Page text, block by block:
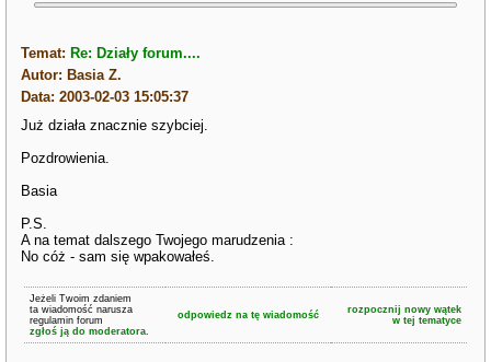
Temat: Re: Działy forum....
Autor: Basia Z.
Data: 2003-02-03 15:05:37
Już działa znacznie szybciej.
Pozdrowienia.
Basia
P.S.
A na temat dalszego Twojego marudzenia :
No cóż - sam się wpakowałeś.
Jeżeli Twoim zdaniem
ta wiadomość narusza
regulamin forum
zgłoś ją do moderatora.
odpowiedz na tę wiadomość
rozpocznij nowy wątek
w tej tematyce